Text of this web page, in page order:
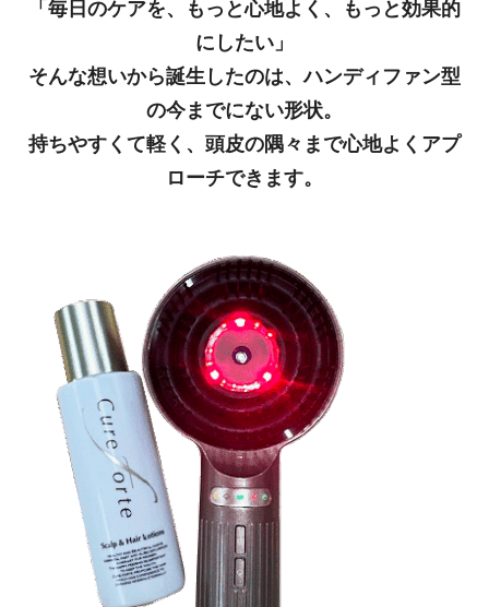
「毎日のケアを、もっと心地よく、もっと効果的
にしたい」
そんな想いから誕生したのは、ハンディファン型
の今までにない形状。
持ちやすくて軽く、頭皮の隅々まで心地よくアプ
ローチできます。